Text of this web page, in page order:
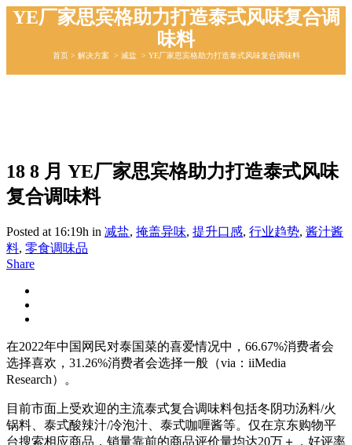
YE厂家思宾格助力打造泰式风味复合调
味料
首页> 解决⽅案 > 减盐 > YE厂家思宾格助力打造泰式风味复合调味料
18 8 月 YE厂家思宾格助力打造泰式风味
复合调味料
Posted at 16:19h in 减盐, 掩盖异味, 提升⼝感, 行业趋势, 酱汁酱
料, 零⻝调味品
Share
在2022年中国网民对泰国菜的喜爱情况中，66.67%消费者会
选择喜欢，31.26%消费者会选择一般（via：iiMedia
Research）。
目前市面上受欢迎的主流泰式复合调味料包括冬阴功汤料/火
锅料、泰式酸辣汁/冷泡汁、泰式咖喱酱等。仅在京东购物平
台搜索相应商品，销量靠前的商品评价量均达20万＋，好评率